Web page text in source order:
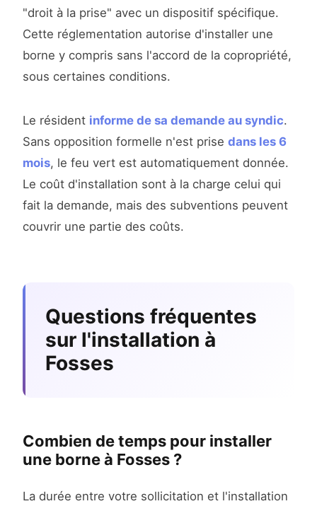
"droit à la prise" avec un dispositif spécifique.
Cette réglementation autorise d'installer une
borne y compris sans l'accord de la copropriété,
sous certaines conditions.
Le résident informe de sa demande au syndic.
Sans opposition formelle n'est prise dans les 6
mois, le feu vert est automatiquement donnée.
Le coût d'installation sont à la charge celui qui
fait la demande, mais des subventions peuvent
couvrir une partie des coûts.
Questions fréquentes
sur l'installation à
Fosses
Combien de temps pour installer
une borne à Fosses ?
La durée entre votre sollicitation et l'installation